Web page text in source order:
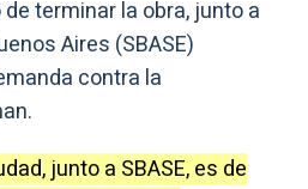
terminar la obra, junto a
Aires (SBASE)
contra la
junto a SBASE, es de